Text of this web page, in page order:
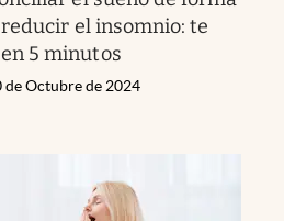
el insomnio: te
5 minutos
de Octubre de 2024